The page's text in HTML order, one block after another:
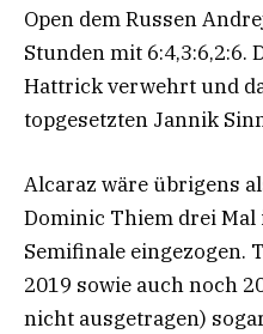
Open dem Russen
Stunden mit 6:4,3:6,2:6.
Hattrick verwehrt und
topgesetzten Jannik
Alcaraz wäre übrigens
Dominic Thiem drei Mal
Semifinale eingezogen.
2019 sowie auch noch
nicht ausgetragen)